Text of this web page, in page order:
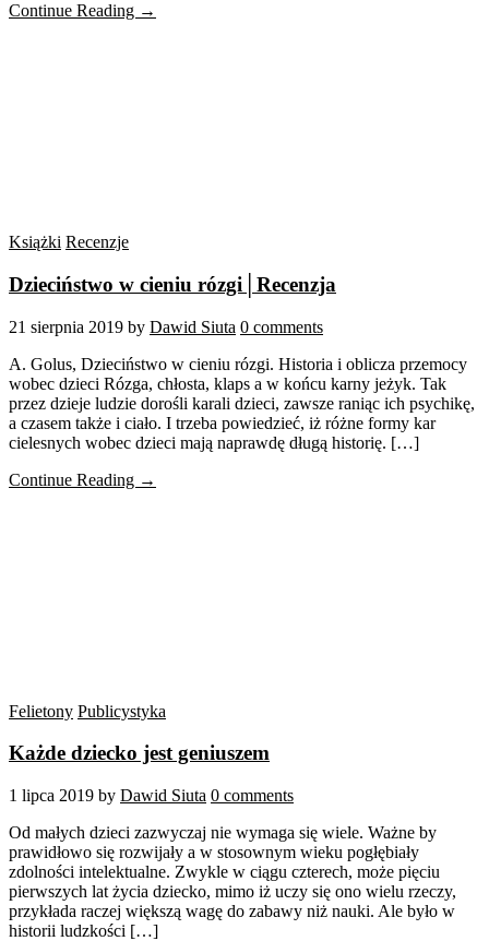
Continue Reading →
Książki Recenzje
Dzieciństwo w cieniu rózgi│Recenzja
21 sierpnia 2019 by Dawid Siuta 0 comments
A. Golus, Dzieciństwo w cieniu rózgi. Historia i oblicza przemocy
wobec dzieci Rózga, chłosta, klaps a w końcu karny jeżyk. Tak
przez dzieje ludzie dorośli karali dzieci, zawsze raniąc ich psychikę,
a czasem także i ciało. I trzeba powiedzieć, iż różne formy kar
cielesnych wobec dzieci mają naprawdę długą historię. […]
Continue Reading →
Felietony Publicystyka
Każde dziecko jest geniuszem
1 lipca 2019 by Dawid Siuta 0 comments
Od małych dzieci zazwyczaj nie wymaga się wiele. Ważne by
prawidłowo się rozwijały a w stosownym wieku pogłębiały
zdolności intelektualne. Zwykle w ciągu czterech, może pięciu
pierwszych lat życia dziecko, mimo iż uczy się ono wielu rzeczy,
przykłada raczej większą wagę do zabawy niż nauki. Ale było w
historii ludzkości […]